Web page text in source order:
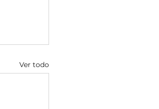
Ver todo